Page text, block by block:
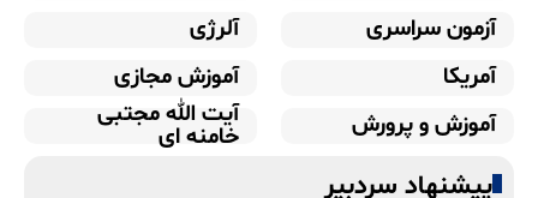
آزمون سراسری
آلرژی
آمریکا
آموزش مجازی
آموزش و پرورش
آیت الله مجتبی
خامنه ای
پیشنهاد سردبیر